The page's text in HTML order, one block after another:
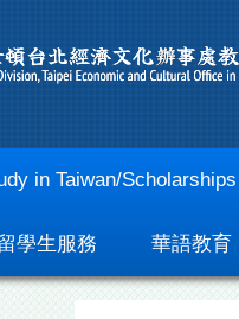
in Taiwan/Scholarships
學生服務 華語教育